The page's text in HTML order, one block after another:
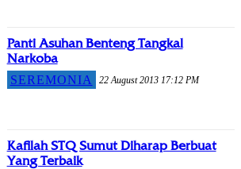
Panti Asuhan Benteng Tangkal
Narkoba
SEREMONIA 22 August 2013 17:12 PM
Kafilah STQ Sumut Diharap Berbuat
Yang Terbaik